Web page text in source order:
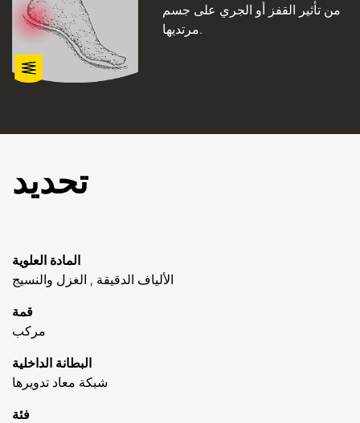
من تأثير القفز أو الجري على جسم
تحديد
المادة العلوية
الألياف الدقيقة , الغزل والنسيج
قمة
مركب
البطانة الداخلية
شبكة معاد تدويرها
فئة